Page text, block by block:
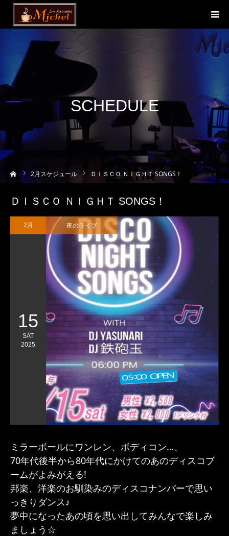
SCHEDULE
2月スケジュール ＤＩＳＣＯ ＮＩＧＨＴ SONGS！
ＤＩＳＣＯ ＮＩＧＨＴ SONGS！
2月
15
SAT
2025
夜のライブ
ミラーボールにワンレン、ボディコン…、
70年代後半から80年代にかけてのあのディスコブ
ームがよみがえる!
邦楽、洋楽のお馴染みのディスコナンバーで思い
っきりダンス♪
夢中になったあの頃を思い出してみんなで楽しみ
ましょう☆